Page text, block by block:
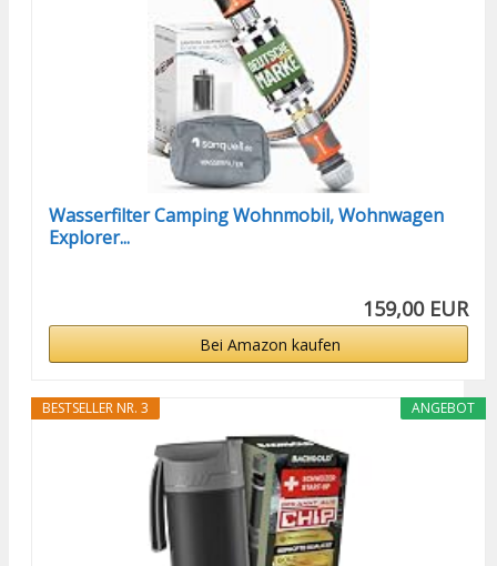
Wasserfilter Camping Wohnmobil, Wohnwagen
Explorer...
159,00 EUR
Bei Amazon kaufen
ANGEBOT
BESTSELLER NR. 3